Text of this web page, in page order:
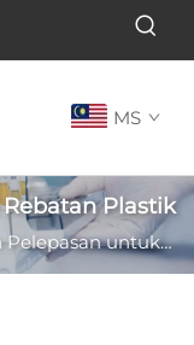
MS
Plastik
untuk Produk Rebatan Plastik